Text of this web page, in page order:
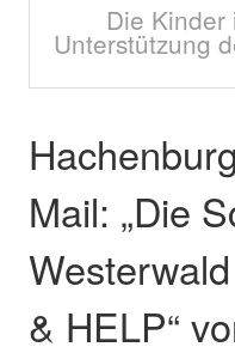
Die
Unterstützung
Mail: „Die
& HELP“